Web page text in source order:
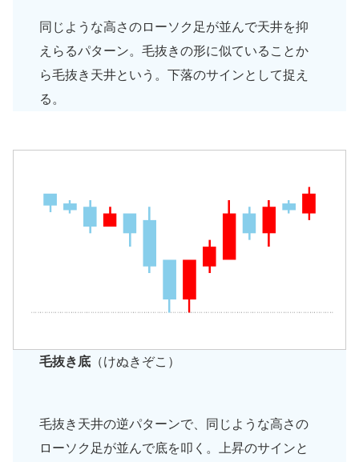
同じような高さのローソク足が並んで天井を抑
えらるパターン。毛抜きの形に似ていることか
ら毛抜き天井という。下落のサインとして捉え
る。
毛抜き底 （けぬきぞこ）
毛抜き天井の逆パターンで、同じような高さの
ローソク足が並んで底を叩く。上昇のサインと